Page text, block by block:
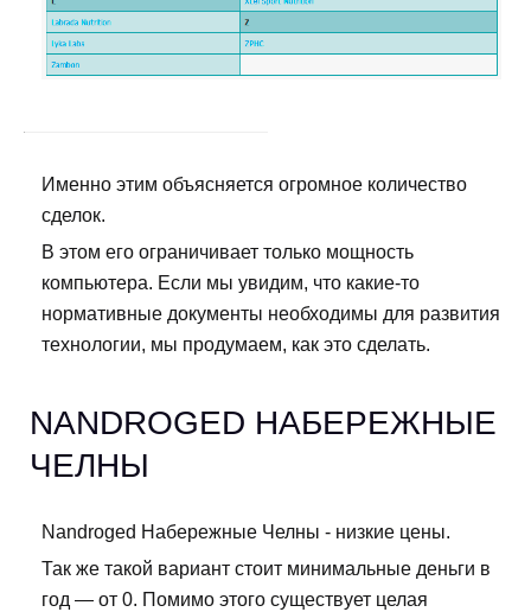
Именно этим объясняется огромное количество
сделок.
В этом его ограничивает только мощность
компьютера. Если мы увидим, что какие-то
нормативные документы необходимы для развития
технологии, мы продумаем, как это сделать.
NANDROGED НАБЕРЕЖНЫЕ
ЧЕЛНЫ
Nandroged Набережные Челны - низкие цены.
Так же такой вариант стоит минимальные деньги в
год — от 0. Помимо этого существует целая